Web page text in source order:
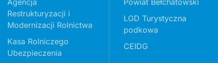
Restrukturyzacji i
Modernizacji Rolnictwa
Kasa Rolniczego
Ubezpieczenia
LGD Turystyczna
podkowa
CEIDG